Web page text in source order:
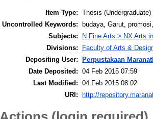
Item Type: Thesis (Undergraduate)
Uncontrolled Keywords:
budaya, Garut,
Subjects:
N Fine Arts > NX Arts
Divisions:
Faculty of Arts &
Depositing User:
Perpustakaan
Date Deposited: 04 Feb 2015 07:59
Last Modified: 04 Feb 2015 08:02
URI:
http://